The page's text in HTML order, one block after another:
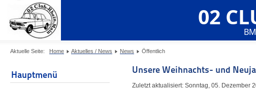
02
Aktuelle Seite: Home Aktuelles / News News Öffentlich
Hauptmenü Unsere Weihnachts- und
Zuletzt aktualisiert: Sonntag, 05. Dezember